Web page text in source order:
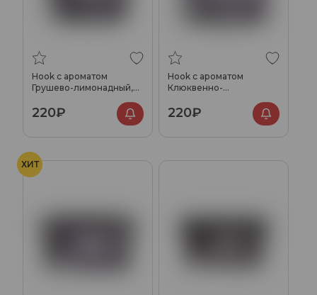
Hook с ароматом
Грушево-лимонадный,
220₽
Hook с ароматом
Клюквенно-
220₽
ХИТ